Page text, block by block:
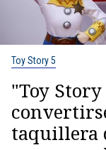
Toy Story 5
"Toy
taquillera